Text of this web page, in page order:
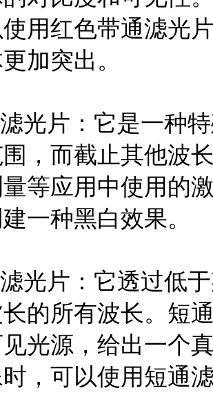
用红色带通滤光
加突出。
光片：它是一种
，而截止其他波
等应用中使用的
一种黑白效果。
光片：它透过低
的所有波长。短
光源，给出一个
，可以使用短通